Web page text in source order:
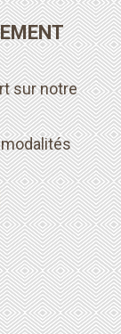
sur notre